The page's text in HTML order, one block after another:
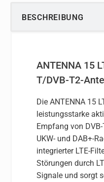
BESCHREIBUNG
ANTENNA 15
T/DVB-T2-
Die ANTENNA 15
leistungsstarke
Empfang von
UKW- und DAB+-
integrierter LTE-
Störungen durch
Signale und sorgt